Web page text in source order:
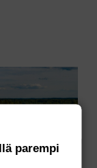
parempi